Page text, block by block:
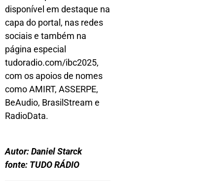
disponível em destaque na
capa do portal, nas redes
sociais e também na
página especial
tudoradio.com/ibc2025,
com os apoios de nomes
como AMIRT, ASSERPE,
BeAudio, BrasilStream e
RadioData.
Autor: Daniel Starck
fonte: TUDO RÁDIO